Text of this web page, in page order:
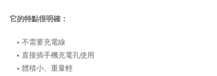
它的特點很明確：
不需要充電線
直接插手機充電孔使用
體積小、重量輕